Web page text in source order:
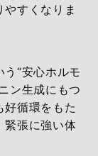
すくなりま
“安心ホルモ
ン生成にもつ
好循環をもた
緊張に強い体